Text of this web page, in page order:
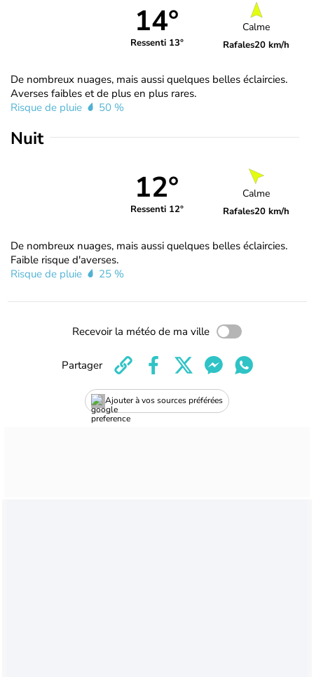
14°
Ressenti 13°
Calme
Rafales20 km/h
De nombreux nuages, mais aussi quelques belles éclaircies.
Averses faibles et de plus en plus rares.
Risque de pluie
50 %
Nuit
12°
Ressenti 12°
Calme
Rafales20 km/h
De nombreux nuages, mais aussi quelques belles éclaircies.
Faible risque d'averses.
Risque de pluie
25 %
Recevoir la météo de ma ville
Ajouter à vos sources préférées
Partager